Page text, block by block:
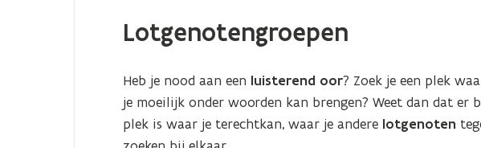
Lotgenotengroepen
Heb je nood aan een luisterend oor? Zoek je een plek
je moeilijk onder woorden kan brengen? Weet dan dat er
plek is waar je terechtkan, waar je andere lotgenoten